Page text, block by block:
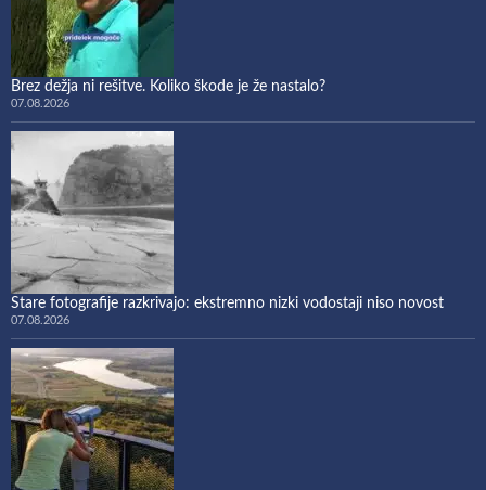
Brez dežja ni rešitve. Koliko škode je že nastalo?
07.08.2026
Stare fotografije razkrivajo: ekstremno nizki vodostaji niso novost
07.08.2026